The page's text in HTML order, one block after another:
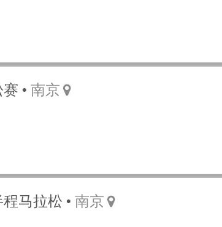
赛 南京
程马拉松 南京